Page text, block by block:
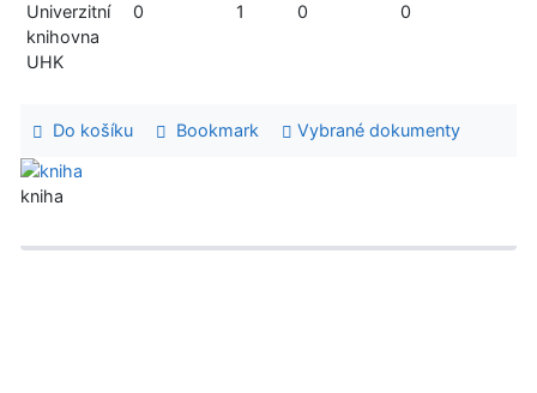
Univerzitní
knihovna
UHK
0 1 0 0
Do košíku Bookmark Vybrané dokumenty
kniha